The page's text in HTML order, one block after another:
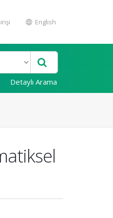
English
Detaylı Arama